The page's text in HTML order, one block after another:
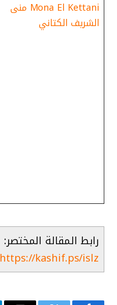
Mona El Kettani منى
الشريف الكتاني
رابط المقالة المختصر:
https://kashif.ps/islz